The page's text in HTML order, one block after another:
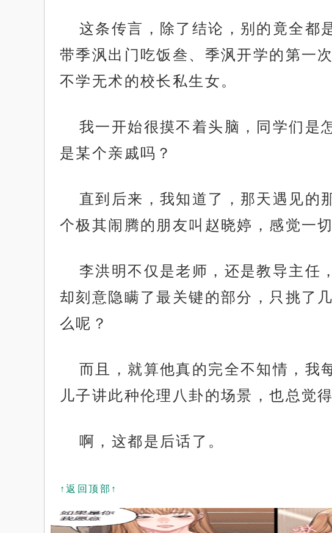
这条传言，除了结论，别的竟全都
带季沨出门吃饭叁、季沨开学的第一
不学无术的校长私生女。
我一开始很摸不着头脑，同学们是
是某个亲戚吗？
直到后来，我知道了，那天遇见的
个极其闹腾的朋友叫赵晓婷，感觉一
李洪明不仅是老师，还是教导主任
却刻意隐瞒了最关键的部分，只挑了
么呢？
而且，就算他真的完全不知情，我
儿子讲此种伦理八卦的场景，也总觉
啊，这都是后话了。
↑返回顶部↑